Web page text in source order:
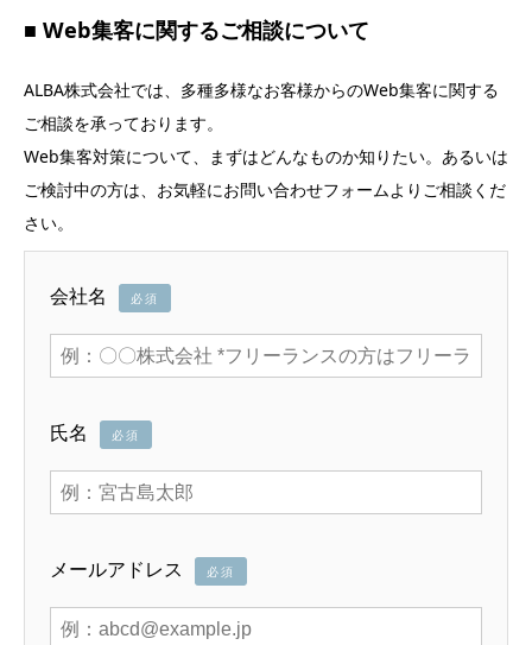
■ Web集客に関するご相談について
ALBA株式会社では、多種多様なお客様からのWeb集客に関する
ご相談を承っております。
Web集客対策について、まずはどんなものか知りたい。あるいは
ご検討中の方は、お気軽にお問い合わせフォームよりご相談くだ
さい。
会社名 必須
氏名 必須
メールアドレス 必須